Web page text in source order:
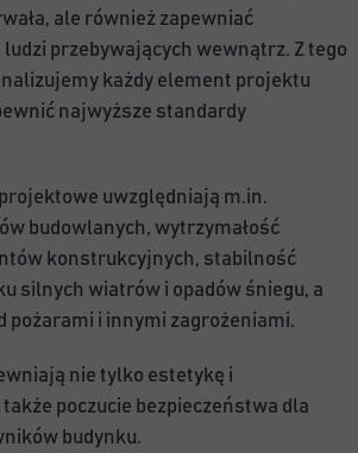
ale również zapewniać
przebywających wewnątrz. Z tego
każdy element projektu
najwyższe standardy
uwzględniają m.in.
budowlanych, wytrzymałość
konstrukcyjnych, stabilność
silnych wiatrów i opadów śniegu, a
pożarami i innymi zagrożeniami.
nie tylko estetykę i
poczucie bezpieczeństwa dla
budynku.